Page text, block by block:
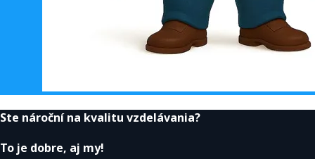
Ste nároční na kvalitu vzdelávania?
To je dobre, aj my!